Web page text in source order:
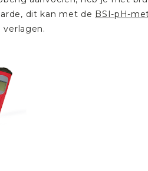
dit kan met de BSI-pH-